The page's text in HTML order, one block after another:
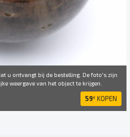
u ontvangt bij de bestelling. De foto's zijn
weergave van het object te krijgen.
59€ KOPEN